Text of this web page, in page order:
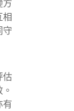
方
相
守
估
有